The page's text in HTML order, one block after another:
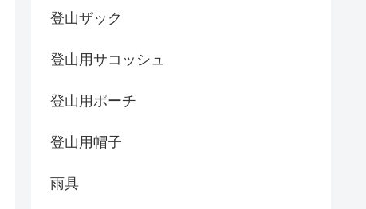
登山ザック
登山用サコッシュ
登山用ポーチ
登山用帽子
雨具